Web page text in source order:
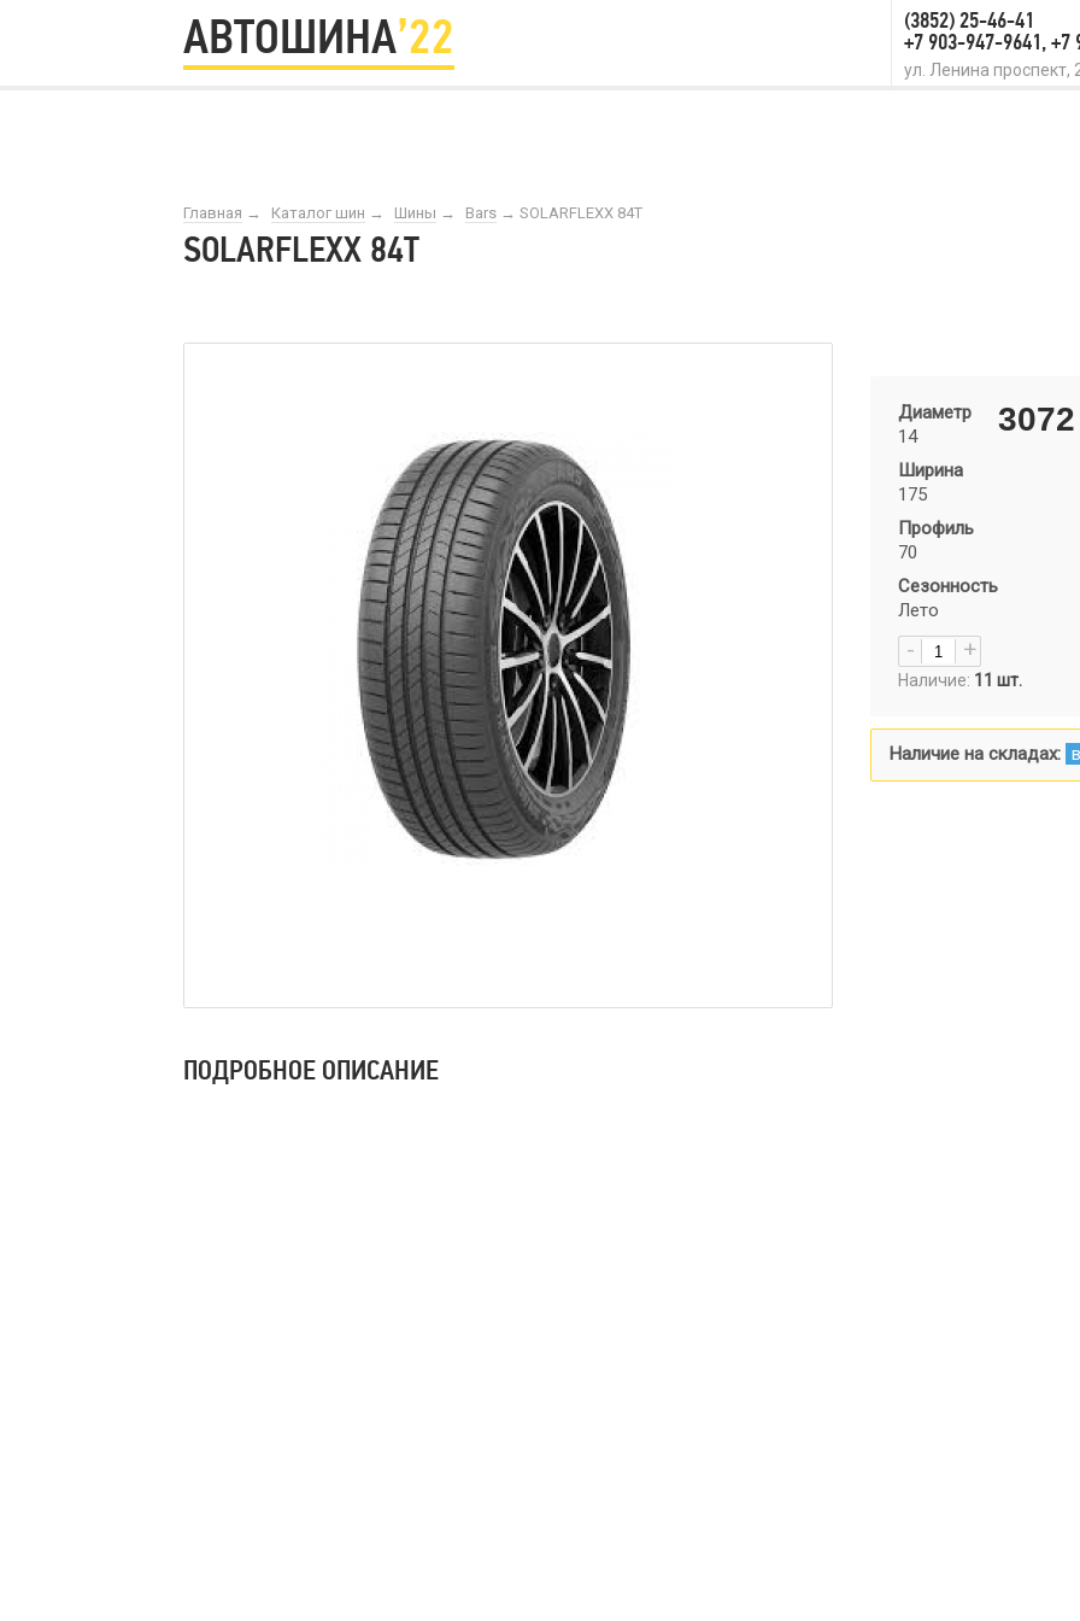
АВТОШИНА’22
(3852) 25-46-41
+7 903-947-9641, +7
ул. Ленина проспект,
Главная → Каталог шин → Шины → Bars → SOLARFLEXX 84T
SOLARFLEXX 84T
Диаметр
14
Ширина
175
Профиль
70
Сезонность
Лето
Наличие: 11 шт.
Наличие на складах: в
ПОДРОБНОЕ ОПИСАНИЕ